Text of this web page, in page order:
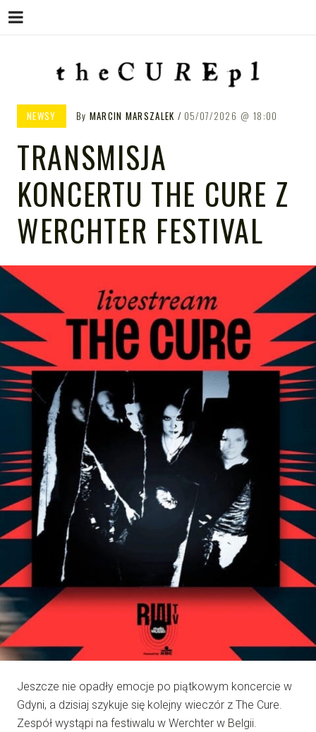
THE CURE PL – POLSKA
STRONA FANÓW ZESPOŁU THE
CURE
NEWSY By MARCIN MARSZALEK 05/07/2026 18:00
TRANSMISJA
KONCERTU THE CURE Z
WERCHTER FESTIVAL
Jeszcze nie opadły emocje po piątkowym koncercie w
Gdyni, a dzisiaj szykuje się kolejny wieczór z The Cure.
Zespół wystąpi na festiwalu w Werchter w Belgii.
Menu